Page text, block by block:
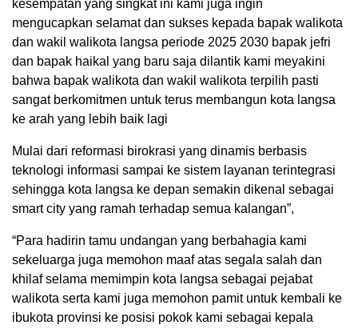
kesempatan yang singkat ini kami juga ingin
mengucapkan selamat dan sukses kepada bapak walikota
dan wakil walikota langsa periode 2025 2030 bapak jefri
dan bapak haikal yang baru saja dilantik kami meyakini
bahwa bapak walikota dan wakil walikota terpilih pasti
sangat berkomitmen untuk terus membangun kota langsa
ke arah yang lebih baik lagi
Mulai dari reformasi birokrasi yang dinamis berbasis
teknologi informasi sampai ke sistem layanan terintegrasi
sehingga kota langsa ke depan semakin dikenal sebagai
smart city yang ramah terhadap semua kalangan”,
“Para hadirin tamu undangan yang berbahagia kami
sekeluarga juga memohon maaf atas segala salah dan
khilaf selama memimpin kota langsa sebagai pejabat
walikota serta kami juga memohon pamit untuk kembali ke
ibukota provinsi ke posisi pokok kami sebagai kepala